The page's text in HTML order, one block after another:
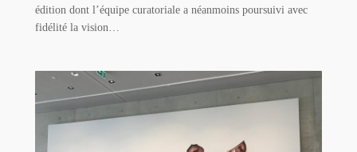
édition dont l’équipe curatoriale a néanmoins poursuivi avec
fidélité la vision…